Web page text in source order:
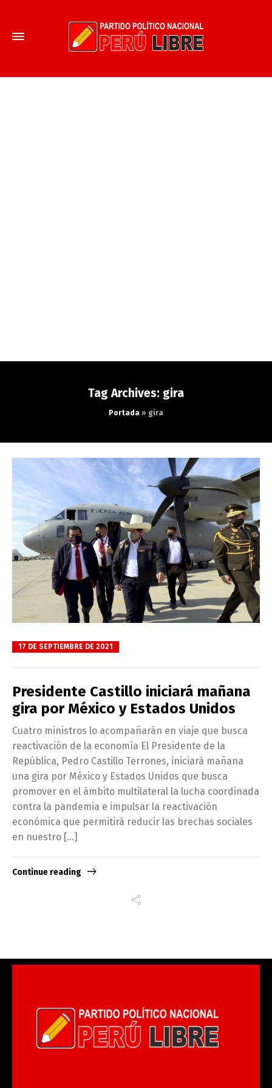
Tag Archives: gira
Portada » gira
17 DE SEPTIEMBRE DE 2021
Presidente Castillo iniciará mañana
gira por México y Estados Unidos
Cuatro ministros lo acompañarán en viaje que busca
reactivación de la economía El Presidente de la
República, Pedro Castillo Terrones, iniciará mañana
una gira por México y Estados Unidos que busca
promover en el ámbito multilateral la lucha coordinada
contra la pandemia e impulsar la reactivación
económica que permitirá reducir las brechas sociales
en nuestro […]
Continue reading